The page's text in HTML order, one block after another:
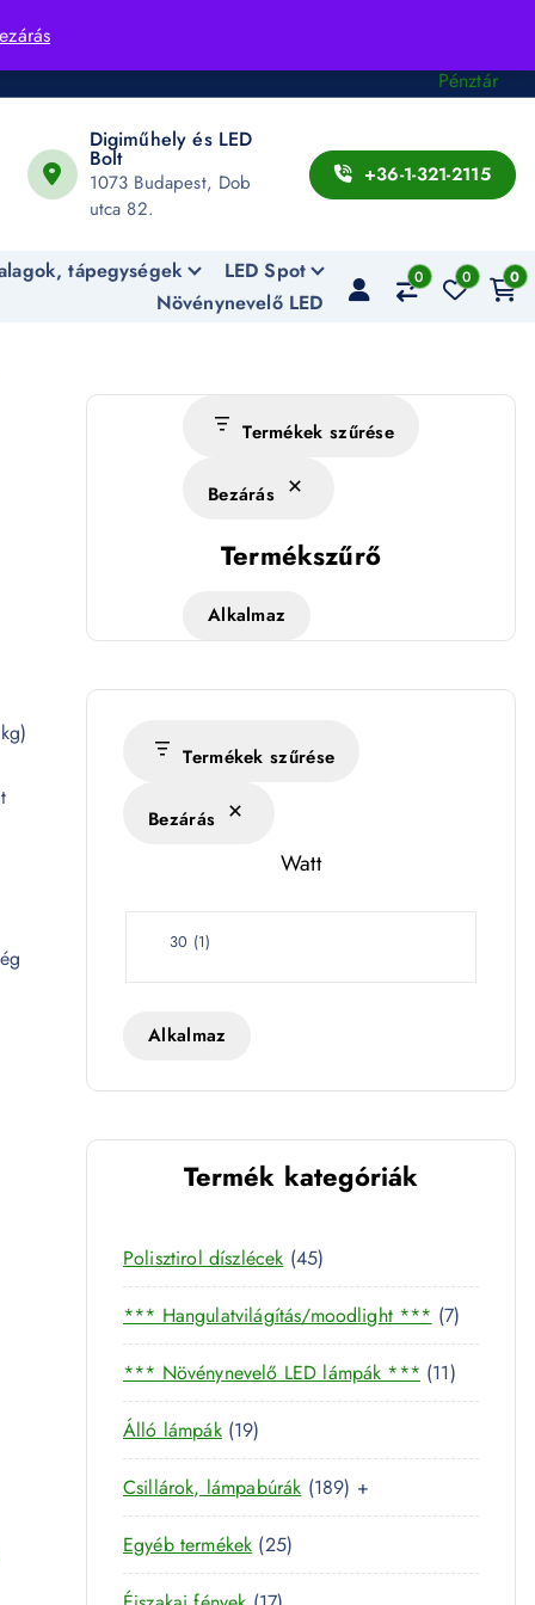
Pénztár
Digiműhely és LED
Bolt
1073 Budapest, Dob
utca 82.
+36-1-321-2115
tápegységek
LED Spot
Növénynevelő LED
0 0 0
- 7929 mennyiség
Termékek szűrése
Bezárás
Termékszűrő
Alkalmaz
Termékek szűrése
Bezárás
Watt
W
t
30 (1)
Alkalmaz
Termék kategóriák
Polisztirol díszlécek 454
5
t
e
r
k
*** Hangulatvilágítás/moodlight *** 77
t
e
r
*** Növénynevelő LED lámpák *** 111
1
e
Álló lámpák 191
9
t
e
r
m
Csillárok, lámpabúrák 1891
8
t
+
Egyéb termékek 252
5